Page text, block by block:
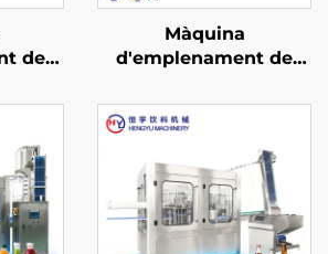
de
Màquina
d'emplenament de